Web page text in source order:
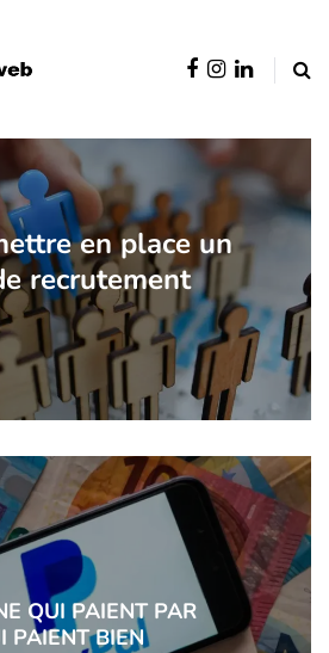
en place un
recrutement
QUI PAIENT PAR
PAIENT BIEN